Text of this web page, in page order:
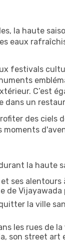
la haute
eaux
festivals
C’est
dans un
des ciels
moments
la haute
ses
de
la ville
les rues de
son street art